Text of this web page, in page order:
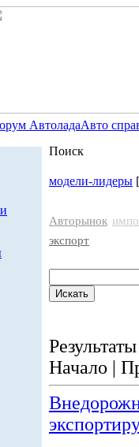
АвтоладаАвто
Поиск
модели-лидеры [
Авторынок
экспорт
Начало |